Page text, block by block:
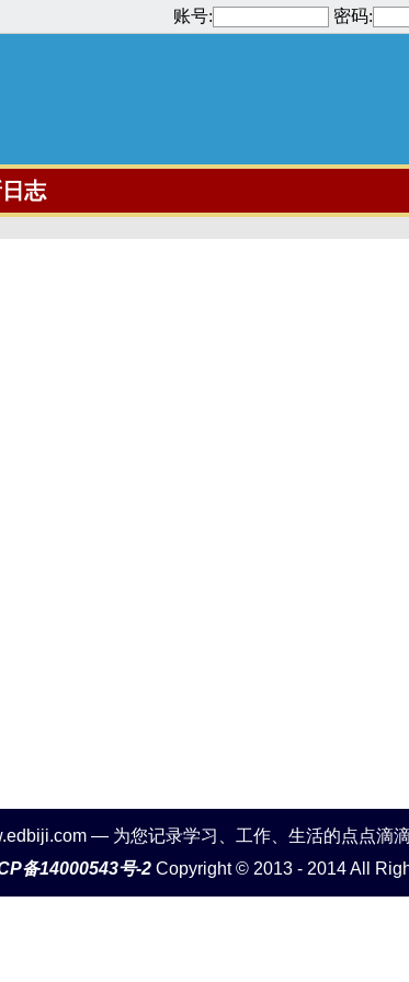
账号: 密码:
志
— 为您记录学习、工作、生活的点点
备14000543号-2Copyright © 2013 - 2014 All